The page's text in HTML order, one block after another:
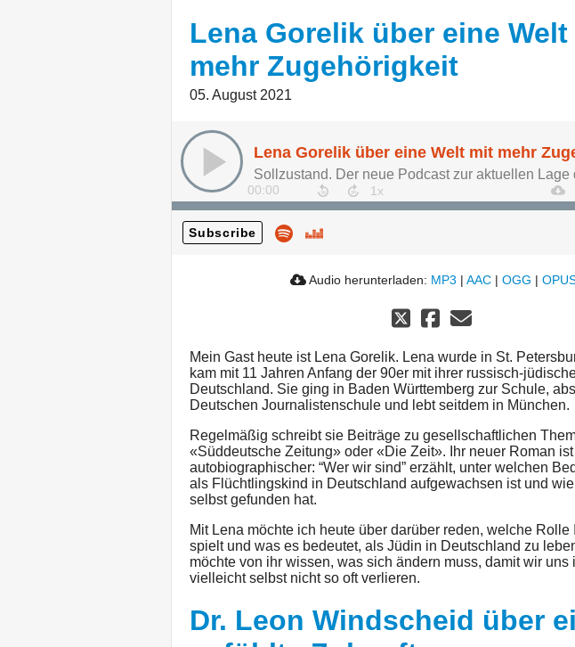
Lena Gorelik über eine
mehr Zugehörigkeit
05. August 2021
00:00
Subscribe
Audio herunterladen: MP3 | AAC | OGG |
Mein Gast heute ist Lena Gorelik. Lena wurde in St.
kam mit 11 Jahren Anfang der 90er mit ihrer russisch-
Deutschland. Sie ging in Baden Württemberg zur Schule,
Deutschen Journalistenschule und lebt seitdem in München.
Regelmäßig schreibt sie Beiträge zu gesellschaftlichen
«Süddeutsche Zeitung» oder «Die Zeit». Ihr neuer Roman
autobiographischer: “Wer wir sind” erzählt, unter welchen
als Flüchtlingskind in Deutschland aufgewachsen ist und
selbst gefunden hat.
Mit Lena möchte ich heute über darüber reden, welche Rolle
spielt und was es bedeutet, als Jüdin in Deutschland zu
möchte von ihr wissen, was sich ändern muss, damit wir uns
vielleicht selbst nicht so oft verlieren.
Dr. Leon Windscheid über